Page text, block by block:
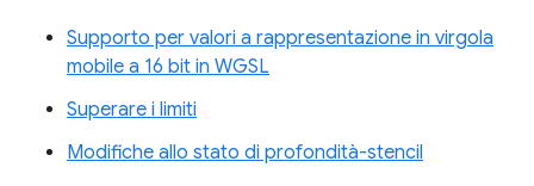
Supporto per valori a rappresentazione in virgola
mobile a 16 bit in WGSL
Superare i limiti
Modifiche allo stato di profondità-stencil